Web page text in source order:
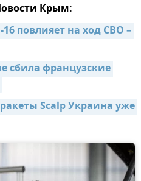
Крым:
повлияет на ход СВО –
сбила французские
Scalp Украина уже